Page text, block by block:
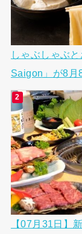
しゃぶしゃぶ
Saigon」が8月
【07月31日】